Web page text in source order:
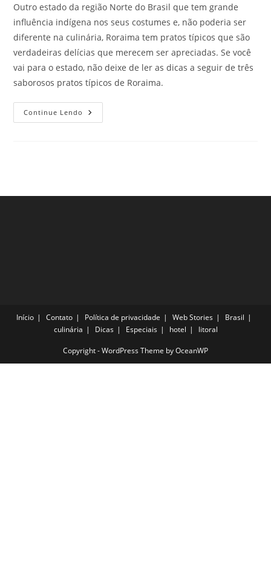
Outro estado da região Norte do Brasil que tem grande
influência indígena nos seus costumes e, não poderia ser
diferente na culinária, Roraima tem pratos típicos que são
verdadeiras delícias que merecem ser apreciadas. Se você
vai para o estado, não deixe de ler as dicas a seguir de três
saborosos pratos típicos de Roraima.
Continue Lendo Saborosos
Pratos
Início Contato Política de privacidade Web Stories
Brasil
culinária
Dicas Especiais hotel litoral
Copyright - WordPress Theme by OceanWP